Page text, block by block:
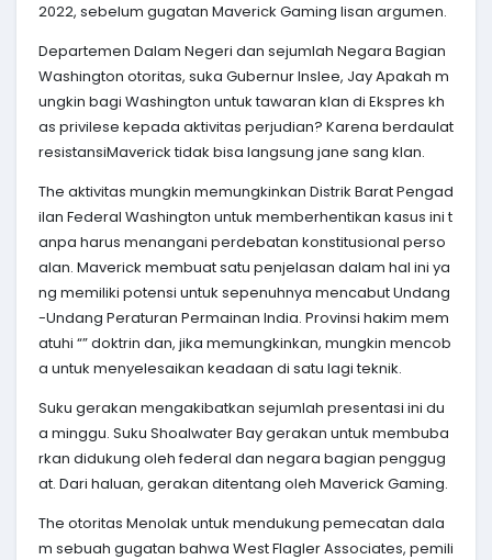
2022, sebelum gugatan Maverick Gaming lisan argumen.
Departemen Dalam Negeri dan sejumlah Negara Bagian
Washington otoritas, suka Gubernur Inslee, Jay Apakah m
ungkin bagi Washington untuk tawaran klan di Ekspres kh
as privilese kepada aktivitas perjudian? Karena berdaulat
resistansiMaverick tidak bisa langsung jane sang klan.
The aktivitas mungkin memungkinkan Distrik Barat Pengad
ilan Federal Washington untuk memberhentikan kasus ini t
anpa harus menangani perdebatan konstitusional perso
alan. Maverick membuat satu penjelasan dalam hal ini ya
ng memiliki potensi untuk sepenuhnya mencabut Undang
-Undang Peraturan Permainan India. Provinsi hakim mem
atuhi “” doktrin dan, jika memungkinkan, mungkin mencob
a untuk menyelesaikan keadaan di satu lagi teknik.
Suku gerakan mengakibatkan sejumlah presentasi ini du
a minggu. Suku Shoalwater Bay gerakan untuk membuba
rkan didukung oleh federal dan negara bagian penggug
at. Dari haluan, gerakan ditentang oleh Maverick Gaming.
The otoritas Menolak untuk mendukung pemecatan dala
m sebuah gugatan bahwa West Flagler Associates, pemili